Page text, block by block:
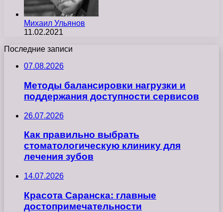
Михаил Ульянов
11.02.2021
Последние записи
07.08.2026
Методы балансировки нагрузки и
поддержания доступности сервисов
26.07.2026
Как правильно выбрать
стоматологическую клинику для
лечения зубов
14.07.2026
Красота Саранска: главные
достопримечательности